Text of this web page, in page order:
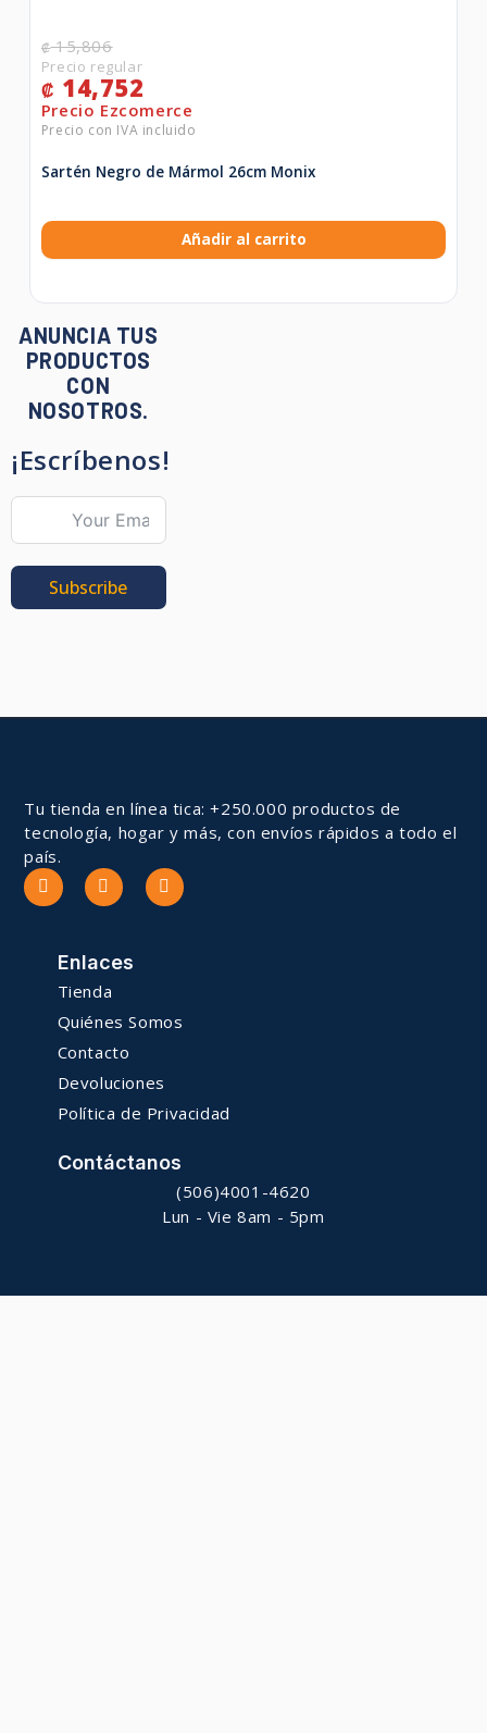
₡15,806
₡ 14,752
Sartén Negro de Mármol 26cm Monix
Añadir al carrito
ANUNCIA TUS
PRODUCTOS
CON
NOSOTROS.
¡Escríbenos!
Subscribe
Tu tienda en línea tica: +250.000 productos de
tecnología, hogar y más, con envíos rápidos a todo el
país.
Enlaces
Tienda
Quiénes Somos
Contacto
Devoluciones
Política de Privacidad
Contáctanos
(506)4001-4620
Lun - Vie 8am - 5pm